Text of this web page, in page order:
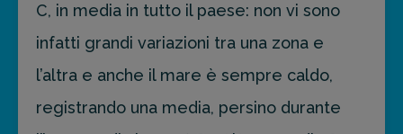
C, in media in tutto il paese: non vi sono
infatti grandi variazioni tra una zona e
l’altra e anche il mare è sempre caldo,
registrando una media, persino durante